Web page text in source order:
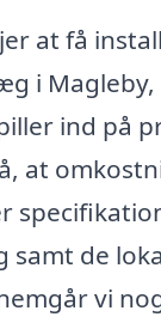
at få
i
ind på
at
samt de
vi